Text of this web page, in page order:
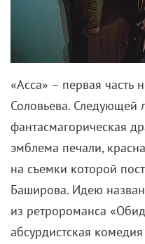
«Асса» – первая часть
Соловьева. Следующей
фантасмагорическая
эмблема печали,
на съемки которой
Баширова. Идею
из ретророманса
абсурдистская